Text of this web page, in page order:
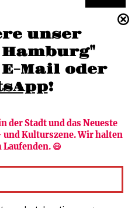
unser
Update per E-Mail oder
!
der Stadt und das Neueste
und Kulturszene. Wir halten
😃